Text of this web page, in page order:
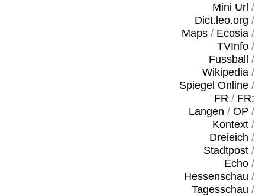
Mini Url /
Dict.leo.org /
Maps/ Ecosia/
TVInfo/
Fussball
/
Wikipedia/
Spiegel Online/
FR / FR:
Langen / OP /
Kontext/
Dreieich /
Stadtpost/
Echo/
Hessenschau /
Tagesschau /